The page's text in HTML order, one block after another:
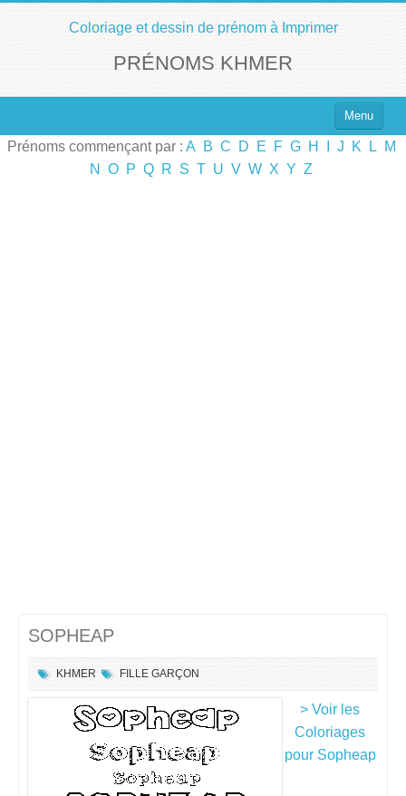
Coloriage et dessin de prénom à Imprimer
PRÉNOMS KHMER
Menu
Top 100 des Prénoms
Prénoms commençant par : A B C D E F G H J K L
M
N
O P Q R S T U V W X Y Z
SOPHEAP
KHMER FILLE GARÇON
> Voir les
Coloriages
pour Sopheap